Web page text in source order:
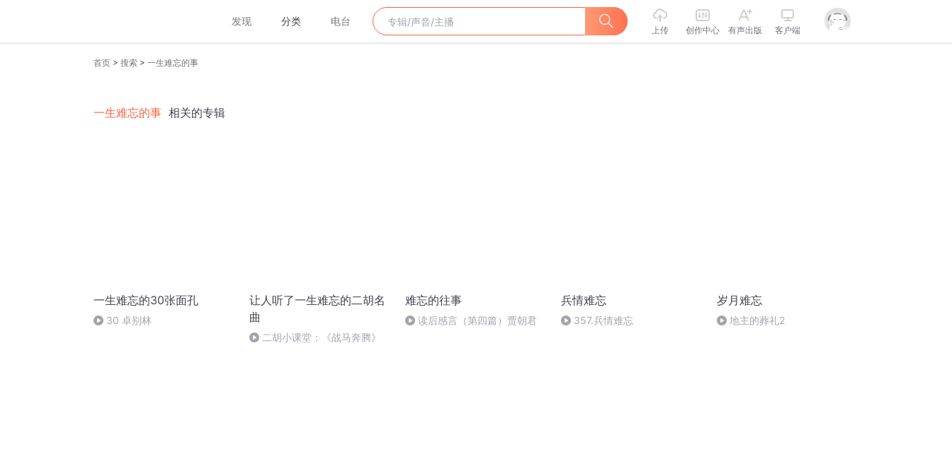
发现 分类 电台
上传 创作中心 有声出版 客户端
首页 > 搜索 > 一生难忘的事
一生难忘的事 相关的专辑
一生难忘的30张面孔
30 卓别林
让人听了一生难忘的二胡名
曲
二胡小课堂：《战马奔腾》
难忘的往事
读后感言（第四篇）贾朝君
兵情难忘
357.兵情难忘
岁月难忘
地主的葬礼2